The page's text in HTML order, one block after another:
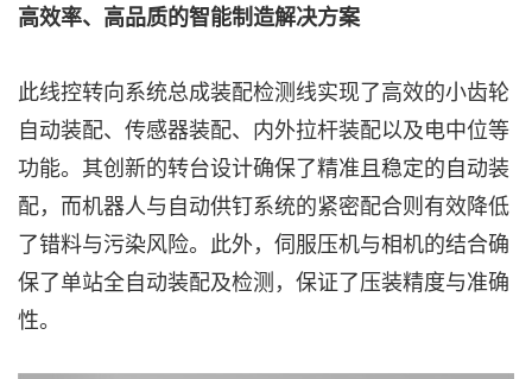
高效率、高品质的智能制造解决方案
此线控转向系统总成装配检测线实现了高效的小齿轮
自动装配、传感器装配、内外拉杆装配以及电中位等
功能。其创新的转台设计确保了精准且稳定的自动装
配，而机器人与自动供钉系统的紧密配合则有效降低
了错料与污染风险。此外，伺服压机与相机的结合确
保了单站全自动装配及检测，保证了压装精度与准确
性。